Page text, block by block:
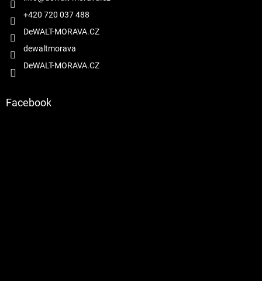
+420 720 037 488
DeWALT-MORAVA.CZ
dewaltmorava
DeWALT-MORAVA.CZ
Facebook